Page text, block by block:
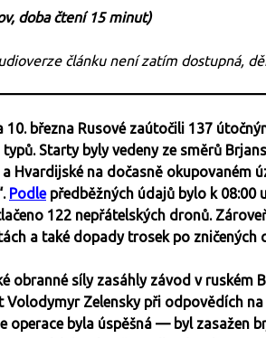
doba čtení 15 minut)
článku není zatím dostupná,
10. března Rusové zaútočili 137
typů. Starty byly vedeny ze směrů
Hvardijské na dočasně okupovaném
Podlepředběžných údajů bylo k 08:00
122 nepřátelských dronů.
a také dopady trosek po zničených
obranné síly zasáhly závod v ruském
Volodymyr Zelensky při odpovědích
operace byla úspěšná — byl zasažen